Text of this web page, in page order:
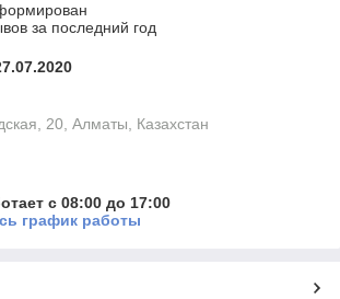
за последний год
20, Алматы, Казахстан
с 08:00 до 17:00
график работы